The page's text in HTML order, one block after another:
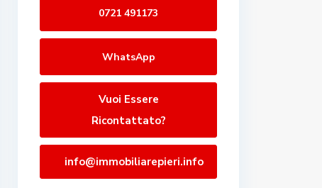
0721 491173
WhatsApp
Vuoi Essere
Ricontattato?
info@immobiliarepieri.info